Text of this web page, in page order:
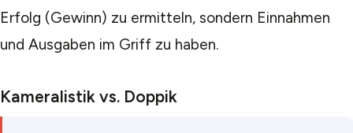
Erfolg (Gewinn) zu ermitteln, sondern Einnahmen
und Ausgaben im Griff zu haben.
Kameralistik vs. Doppik